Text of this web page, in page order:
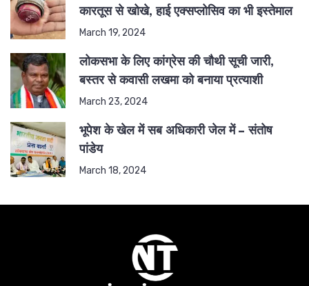
कारतूस से खोखे, हाई एक्सप्लोसिव का भी इस्तेमाल
March 19, 2024
लोकसभा के लिए कांग्रेस की चौथी सूची जारी,
बस्तर से कवासी लखमा को बनाया प्रत्याशी
March 23, 2024
भूपेश के खेल में सब अधिकारी जेल में – संतोष
पांडेय
March 18, 2024